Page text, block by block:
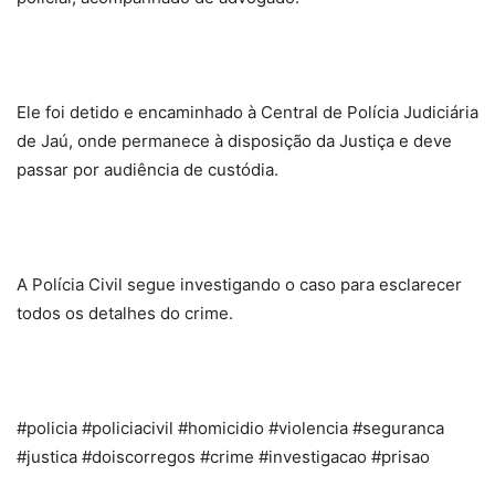
Ele foi detido e encaminhado à Central de Polícia Judiciária
de Jaú, onde permanece à disposição da Justiça e deve
passar por audiência de custódia.
A Polícia Civil segue investigando o caso para esclarecer
todos os detalhes do crime.
#policia #policiacivil #homicidio #violencia #seguranca
#justica #doiscorregos #crime #investigacao #prisao